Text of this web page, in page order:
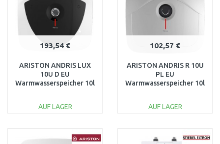
193,54 €
ARISTON ANDRIS LUX
10U D EU
Warmwasserspeicher 10l
AUF LAGER
102,57 €
ARISTON ANDRIS R 10U
PL EU
Warmwasserspeicher 10l
AUF LAGER